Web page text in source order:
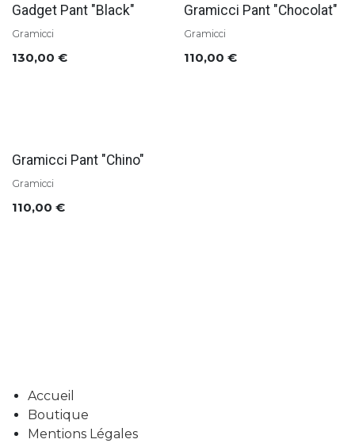
Soldes
Gadget Pant "Black"
Gramicci
130,00 €
Soldes
Gramicci Pant "Chocolat"
Gramicci
110,00 €
Soldes
Gramicci Pant "Chino"
Gramicci
110,00 €
Accueil
Boutique
Mentions Légales